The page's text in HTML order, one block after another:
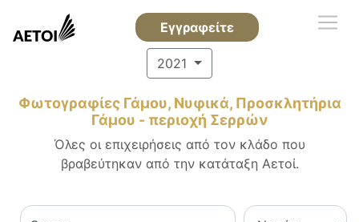
Εγγραφείτε
2021
Φωτογραφίες Γάμου, Νυφικά, Προσκλητήρια
Γάμου - περιοχή Σερρών
Όλες οι επιχειρήσεις από τον κλάδο που
βραβεύτηκαν από την κατάταξη Αετοί.